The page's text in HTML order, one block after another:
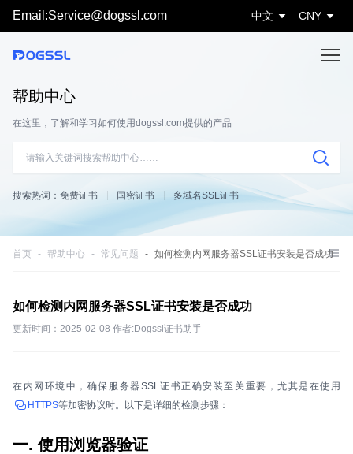
Email:Service@dogssl.com 中文 CNY
帮助中心
在这里，了解和学习如何使用dogssl.com提供的产品
搜索热词： 免费证书 国密证书 多域名SSL证书
首页 帮助中心 常见问题 如何检测内网服务器SSL证书安装是否成功
如何检测内网服务器SSL证书安装是否成功
更新时间：2025-02-08 作者:Dogssl证书助手
在内网环境中，确保服务器SSL证书正确安装至关重要，尤其是在使用
HTTPS等加密协议时。以下是详细的检测步骤：
一. 使用浏览器验证